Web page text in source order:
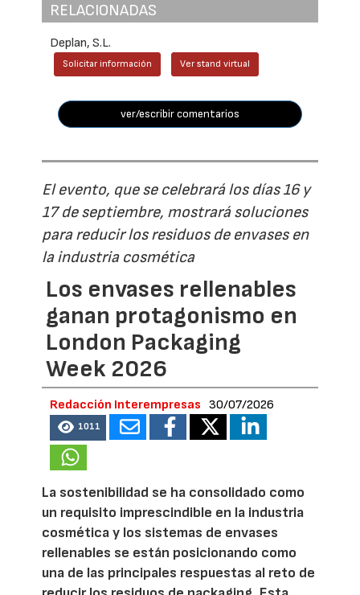
RELACIONADAS
Deplan, S.L.
Solicitar información Ver stand virtual
ver/escribir comentarios
El evento, que se celebrará los días 16 y
17 de septiembre, mostrará soluciones
para reducir los residuos de envases en
la industria cosmética
Los envases rellenables
ganan protagonismo en
London Packaging
Week 2026
Redacción Interempresas 30/07/2026
1011
La sostenibilidad se ha consolidado como
un requisito imprescindible en la industria
cosmética y los sistemas de envases
rellenables se están posicionando como
una de las principales respuestas al reto de